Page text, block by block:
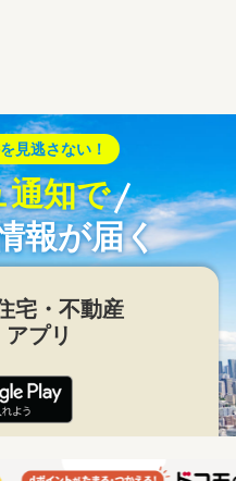
見逃さない！
通知で
報が届く
宅・不動産
アプリ